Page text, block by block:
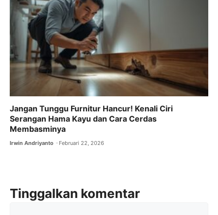
Jangan Tunggu Furnitur Hancur! Kenali Ciri
Serangan Hama Kayu dan Cara Cerdas
Membasminya
Irwin Andriyanto Februari 22, 2026
Tinggalkan komentar